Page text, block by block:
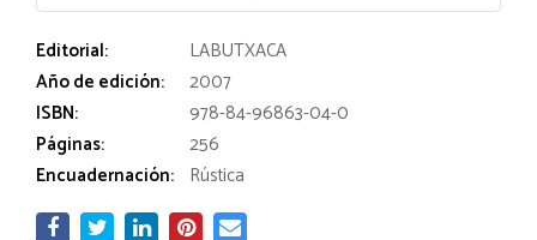
Editorial:
LABUTXACA
Año de edición:
2007
ISBN:
978-84-96863-04-0
Páginas:
256
Encuadernación: Rústica